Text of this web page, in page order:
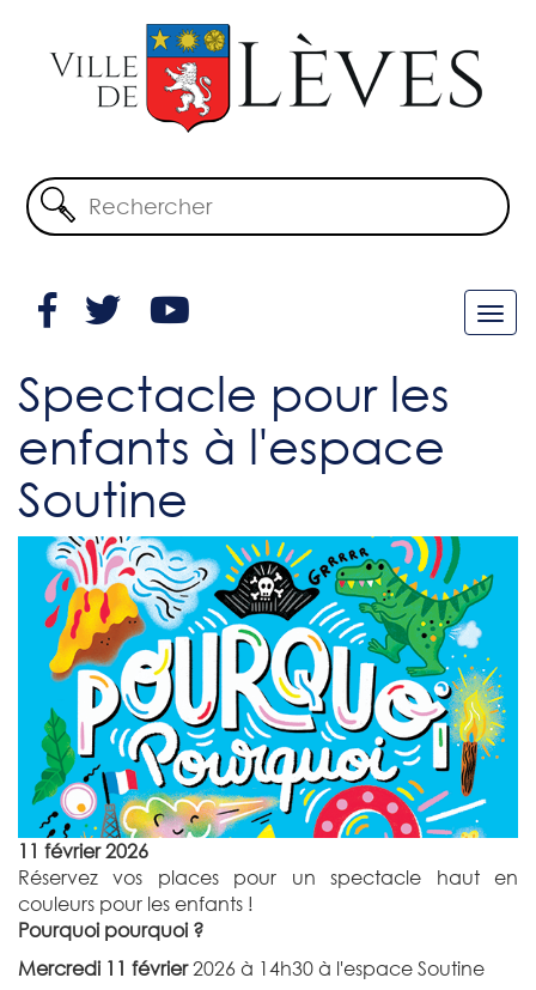
Spectacle pour les
enfants à l'espace
Soutine
11 février 2026
Réservez vos places pour un spectacle haut en
couleurs pour les enfants !
Pourquoi pourquoi ?
Mercredi 11 février2026 à 14h30 à l'espace Soutine